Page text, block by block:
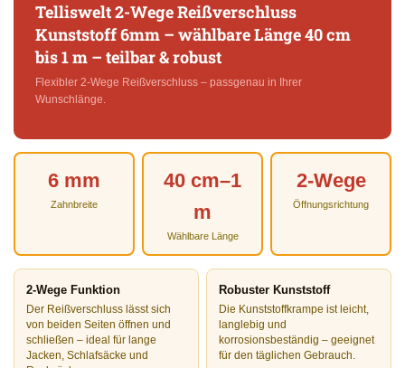
Telliswelt 2-Wege Reißverschluss
Kunststoff 6mm – wählbare Länge 40 cm
bis 1 m – teilbar & robust
Flexibler 2-Wege Reißverschluss – passgenau in Ihrer
Wunschlänge.
6 mm
Zahnbreite
40 cm–1
m
Wählbare Länge
2-Wege
Öffnungsrichtung
2-Wege Funktion
Der Reißverschluss lässt sich
von beiden Seiten öffnen und
schließen – ideal für lange
Jacken, Schlafsäcke und
Robuster Kunststoff
Die Kunststoffkrampe ist leicht,
langlebig und
korrosionsbeständig – geeignet
für den täglichen Gebrauch.